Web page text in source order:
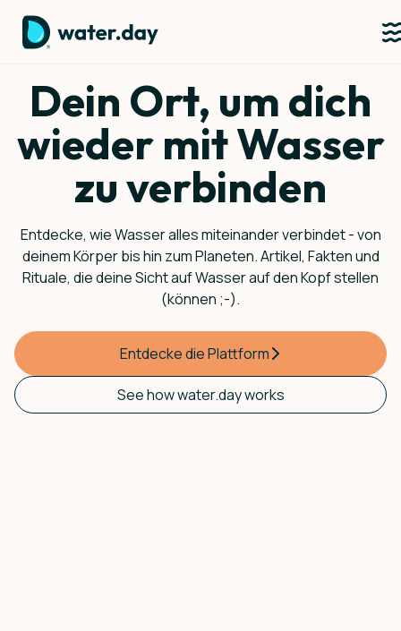
Dein Ort, um dich
wieder mit Wasser
zu verbinden
Entdecke, wie Wasser alles miteinander verbindet - von
deinem Körper bis hin zum Planeten. Artikel, Fakten und
Rituale, die deine Sicht auf Wasser auf den Kopf stellen
(können ;-).
Entdecke die Plattform
See how water.day works